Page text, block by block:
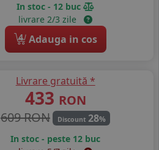
In stoc - 12 buc
livrare 2/3 zile
4 Adauga in cos
Livrare gratuită *
433 RON
609 RON
Discount 28%
In stoc - peste 12 buc